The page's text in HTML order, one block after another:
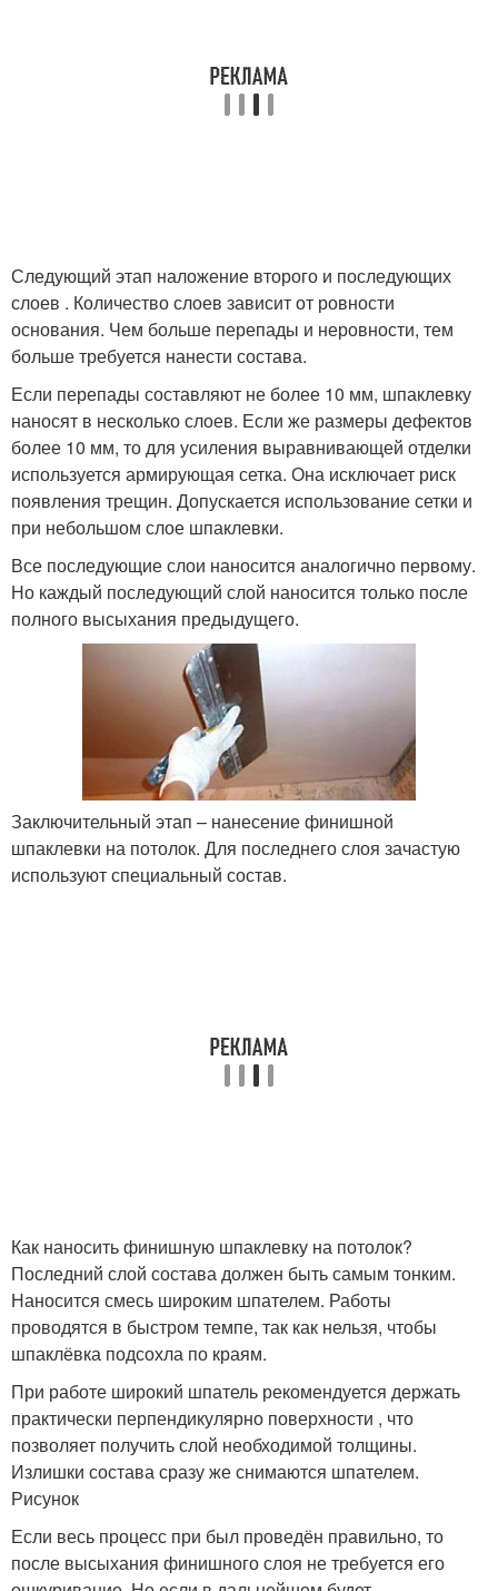
Следующий этап наложение второго и последующих
слоев . Количество слоев зависит от ровности
основания. Чем больше перепады и неровности, тем
больше требуется нанести состава.
Если перепады составляют не более 10 мм, шпаклевку
наносят в несколько слоев. Если же размеры дефектов
более 10 мм, то для усиления выравнивающей отделки
используется армирующая сетка. Она исключает риск
появления трещин. Допускается использование сетки и
при небольшом слое шпаклевки.
Все последующие слои наносится аналогично первому.
Но каждый последующий слой наносится только после
полного высыхания предыдущего.
Заключительный этап – нанесение финишной
шпаклевки на потолок. Для последнего слоя зачастую
используют специальный состав.
Как наносить финишную шпаклевку на потолок?
Последний слой состава должен быть самым тонким.
Наносится смесь широким шпателем. Работы
проводятся в быстром темпе, так как нельзя, чтобы
шпаклёвка подсохла по краям.
При работе широкий шпатель рекомендуется держать
практически перпендикулярно поверхности , что
позволяет получить слой необходимой толщины.
Излишки состава сразу же снимаются шпателем.
Рисунок
Если весь процесс при был проведён правильно, то
после высыхания финишного слоя не требуется его